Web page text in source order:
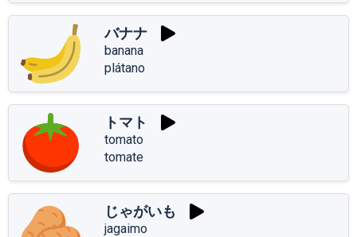
バナナ
banana
plátano
トマト
tomato
tomate
じゃがいも
jagaimo